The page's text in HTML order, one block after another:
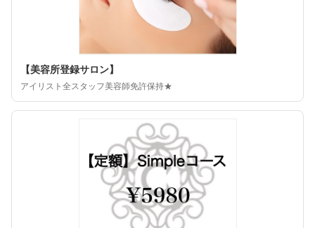
【美容所登録サロン】
アイリスト全スタッフ美容師免許保持★